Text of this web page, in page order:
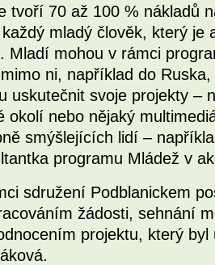
tvoří 70 až 100 % nákladů
mladý člověk, který je
Mladí mohou v rámci
ni, například do
uskutečnit svoje projekty –
okolí nebo nějaký
smýšlejících lidí –
programu Mládež v
sdružení Podblanickem
žádosti, sehnání
projektu, který